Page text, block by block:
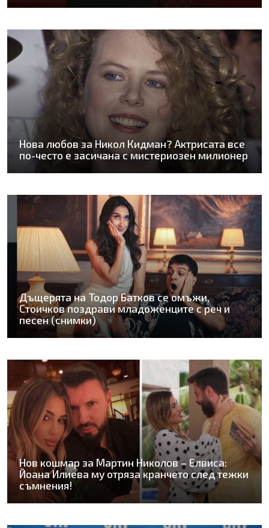
Нова любов за Никол Кидман? Актрисата все
по-често е засичана с мистериозен милионер
Дъщерята на Тодор Батков се омъжи,
Стоичков поздрави младоженците с реч и
песен (снимки)
Нов кошмар за Мартин Николов – Елвиса:
Йоана Илиева му отряза кранчето след тежки
съмнения!